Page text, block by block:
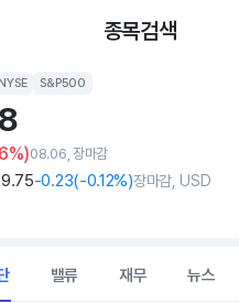
종목검색
S&P500
08.06, 장마감
.75-0.23(-0.12%)장마감, USD
밸류 재무 뉴스